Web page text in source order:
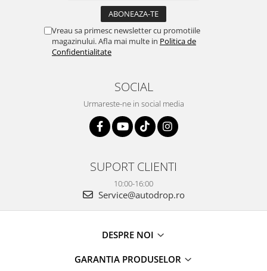
Vreau sa primesc newsletter cu promotiile
magazinului. Afla mai multe in Politica de
Confidentialitate
SOCIAL
Urmareste-ne in social media
SUPORT CLIENTI
10:00-16:00
Service@autodrop.ro
DESPRE NOI
GARANTIA PRODUSELOR